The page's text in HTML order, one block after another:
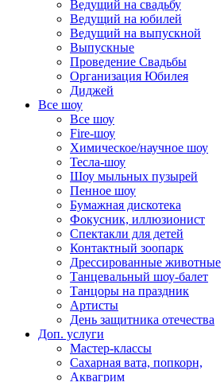
Ведущий на свадьбу
Ведущий на юбилей
Ведущий на выпускной
Выпускные
Проведение Свадьбы
Организация Юбилея
Диджей
Все шоу
Все шоу
Fire-шоу
Химическое/научное шоу
Тесла-шоу
Шоу мыльных пузырей
Пенное шоу
Бумажная дискотека
Фокусник, иллюзионист
Спектакли для детей
Контактный зоопарк
Дрессированные животные
Танцевальный шоу-балет
Танцоры на праздник
Артисты
День защитника отечества
Доп. услуги
Мастер-классы
Сахарная вата, попкорн,
Аквагрим